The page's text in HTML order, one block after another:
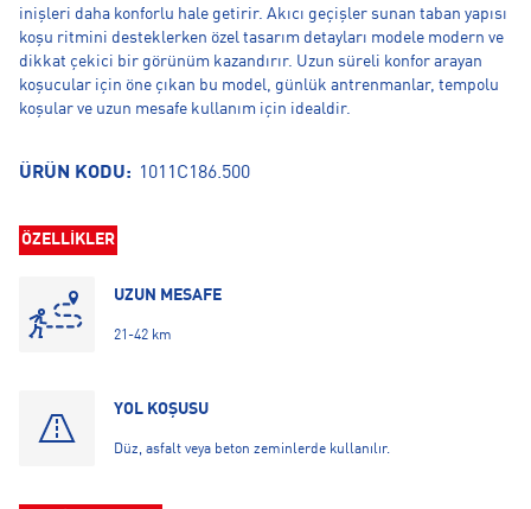
inişleri daha konforlu hale getirir. Akıcı geçişler sunan taban yapısı
koşu ritmini desteklerken özel tasarım detayları modele modern ve
dikkat çekici bir görünüm kazandırır. Uzun süreli konfor arayan
koşucular için öne çıkan bu model, günlük antrenmanlar, tempolu
koşular ve uzun mesafe kullanım için idealdir.
ÜRÜN KODU: 1011C186.500
ÖZELLİKLER
UZUN MESAFE
21-42 km
YOL KOŞUSU
Düz, asfalt veya beton zeminlerde kullanılır.